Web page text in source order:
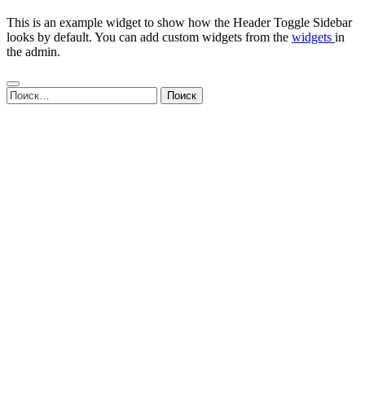
This is an example widget to show how the Header Toggle Sidebar
looks by default. You can add custom widgets from the widgets in
the admin.
Найти: